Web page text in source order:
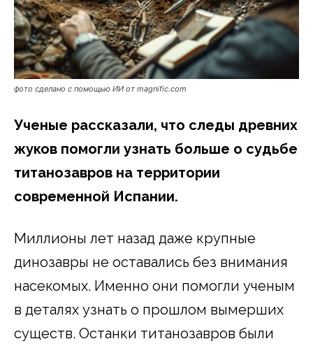
фото сделано с помощью ИИ от magnific.com
Ученые рассказали, что следы древних
жуков помогли узнать больше о судьбе
титанозавров на территории
современной Испании.
Миллионы лет назад даже крупные
динозавры не оставались без внимания
насекомых. Именно они помогли ученым
в деталях узнать о прошлом вымерших
существ. Останки титанозавров были